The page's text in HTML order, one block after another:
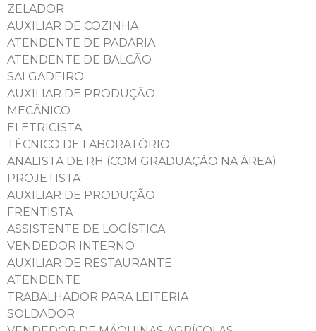
ZELADOR
AUXILIAR DE COZINHA
ATENDENTE DE PADARIA
ATENDENTE DE BALCÃO
SALGADEIRO
AUXILIAR DE PRODUÇÃO
MECÂNICO
ELETRICISTA
TÉCNICO DE LABORATÓRIO
ANALISTA DE RH (COM GRADUAÇÃO NA ÁREA)
PROJETISTA
AUXILIAR DE PRODUÇÃO
FRENTISTA
ASSISTENTE DE LOGÍSTICA
VENDEDOR INTERNO
AUXILIAR DE RESTAURANTE
ATENDENTE
TRABALHADOR PARA LEITERIA
SOLDADOR